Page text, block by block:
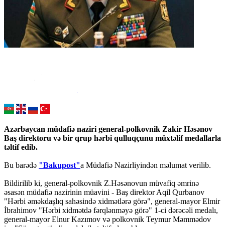
Azərbaycan müdafiə naziri general-polkovnik Zakir Həsənov
Baş direktoru və bir qrup hərbi qulluqçunu müxtəlif medallarla
təltif edib.
Bu barədə "Bakupost"a Müdafiə Nazirliyindən məlumat verilib.
Bildirilib ki, general-polkovnik Z.Həsənovun müvafiq əmrinə
əsasən müdafiə nazirinin müavini - Baş direktor Aqil Qurbanov
"Hərbi əməkdaşlıq sahəsində xidmətlərə görə", general-mayor Elmir
İbrahimov "Hərbi xidmətdə fərqlənməyə görə" 1-ci dərəcəli medalı,
general-mayor Elnur Kazımov və polkovnik Teymur Məmmədov